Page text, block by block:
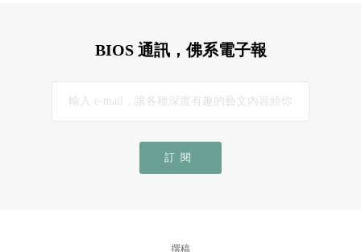
BIOS 通訊，佛系電子報
訂閱
撰稿